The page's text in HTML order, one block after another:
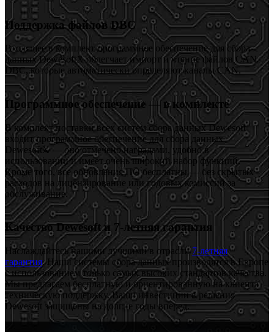
Поддержка файлов DBC
Входящее в комплект программное обеспечение для сбора
данных DewesoftX облегчает импорт и чтение файлов CAN
DBC, которые автоматически определяют каналы CAN.
Программное обеспечение — в комплекте
В комплект поставки всех систем сбора данных Dewesoft
входит программное обеспечение для сбора данных
DewesoftX — оно отмечено наградами, удобно в
использовании и имеет очень широкий набор функций.
Кроме того, все обновления ПО бесплатны — без скрытых
расходов на лицензирование или годовых комиссий за
обслуживание.
Качество Dewesoft и 7-летняя гарантия
Наслаждайтесь нашими лучшими в отрасли7-летняя
гарантия. Наши системы сбора данных производятся в Европе
с использованием только самых высоких стандартов качества.
Мы предлагаем бесплатную и ориентированную на клиента
техническую поддержку. Ваши инвестиции в решения
Dewesoft защищены на долгие годы вперед.